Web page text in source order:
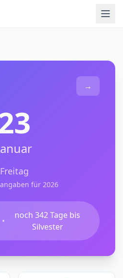
→
Freitag
für 2026
•
noch 342 Tage bis
Silvester